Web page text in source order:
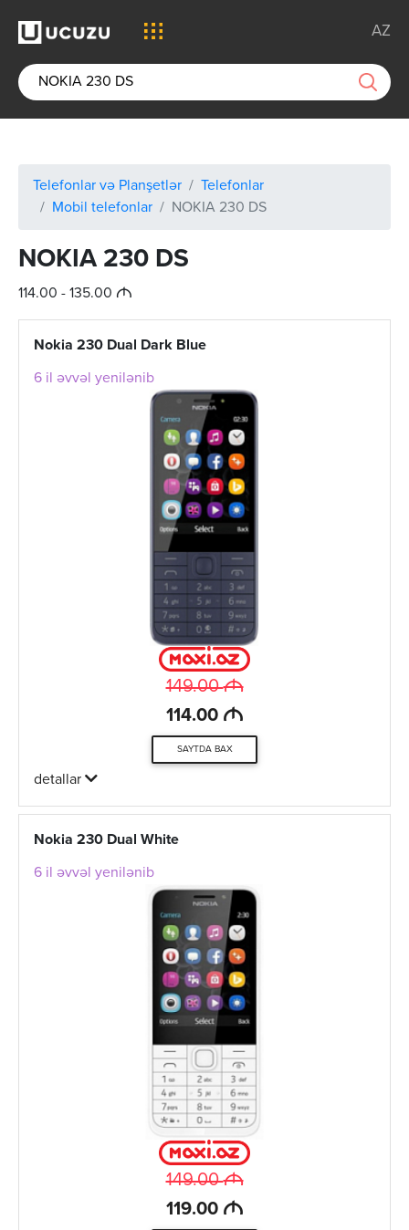
AZ
Telefonlar və Planşetlər
Telefonlar
Mobil telefonlar
NOKIA 230 DS
NOKIA 230 DS
114.00 - 135.00 M
Nokia 230 Dual Dark Blue
6 il əvvəl yenilənib
149.00M
114.00 M
SAYTDA BAX
detallar
Nokia 230 Dual White
6 il əvvəl yenilənib
149.00M
119.00 M